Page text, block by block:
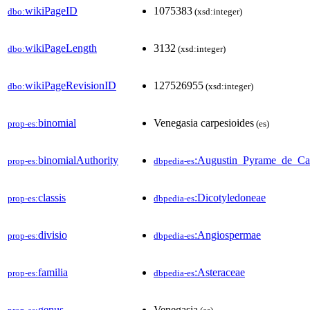
dbo:wikiPageID 1075383 (xsd:integer)
dbo:wikiPageLength 3132 (xsd:integer)
dbo:wikiPageRevisionID 127526955 (xsd:integer)
prop-es:binomial Venegasia carpesioides (es)
prop-es:binomialAuthority dbpedia-es
prop-es:classis dbpedia-es:Dicotyledoneae
prop-es:divisio dbpedia-es:Angiospermae
prop-es:familia dbpedia-es:Asteraceae